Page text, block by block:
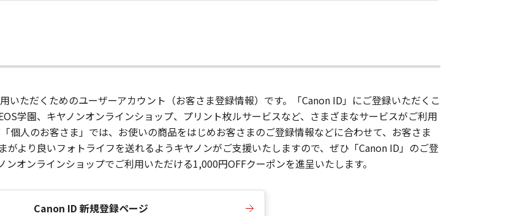
いただくためのユーザーアカウント（お客さま登録情報）です。「Canon ID」にご登録いただくこ
学園、キヤノンオンラインショップ、プリント枚ルサービスなど、さまざまなサービスがご利用
個人のお客さま」では、お使いの商品をはじめお客さまのご登録情報などに合わせて、お客さま
より良いフォトライフを送れるようキヤノンがご支援いたしますので、ぜひ「Canon ID」のご登
オンラインショップでご利用いただける1,000円OFFクーポンを進呈いたします。
Canon ID 新規登録ページ